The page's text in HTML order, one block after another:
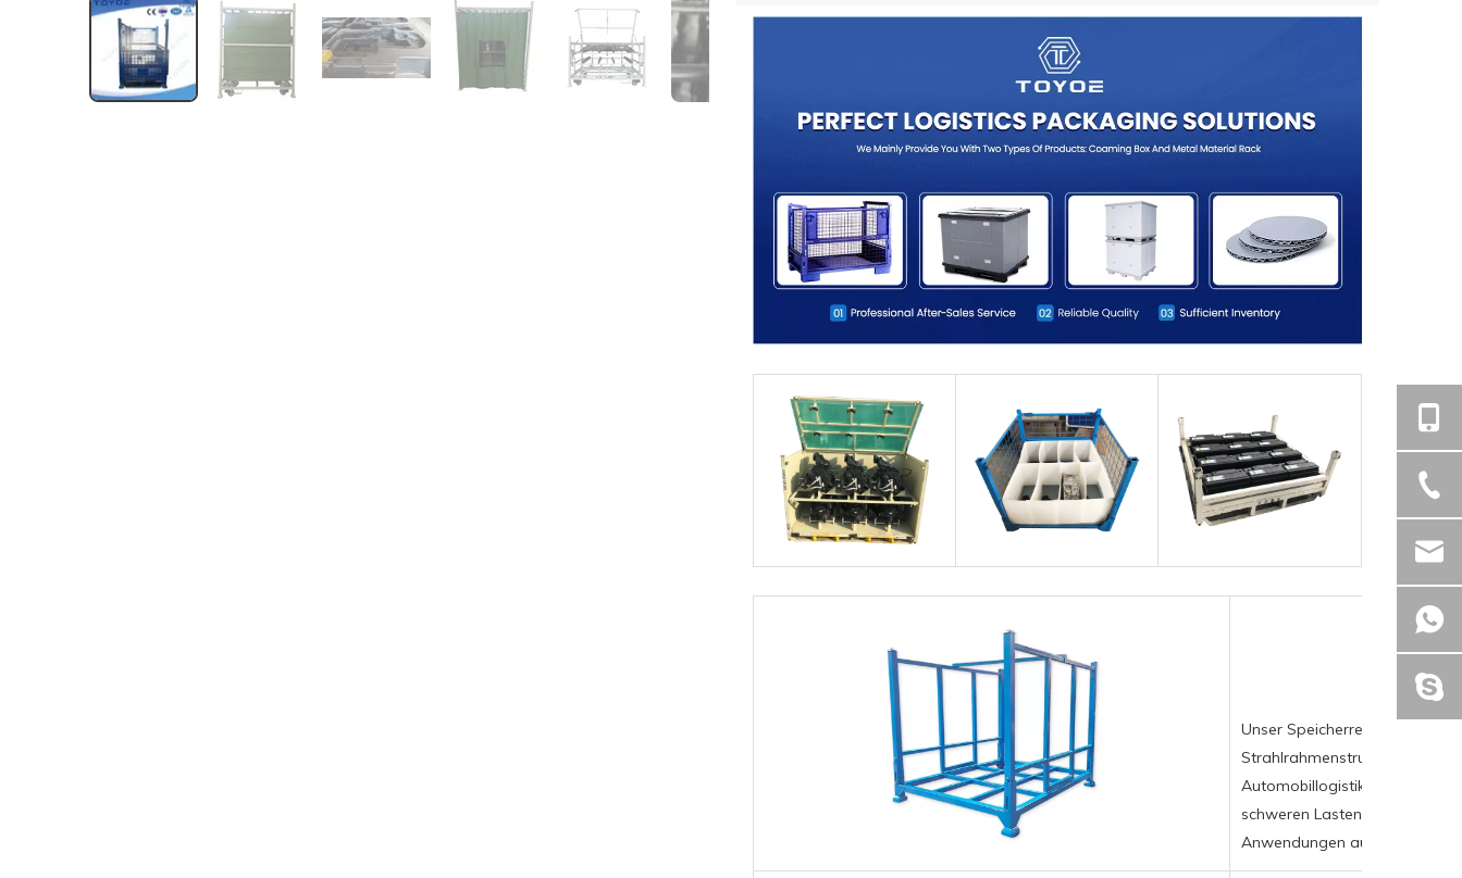
Unser Speicherregal verfügt
Strahlrahmenstruktur, die sich
Automobillogistik eignet. Es
schweren Lasten stabil und
Anwendungen aus.